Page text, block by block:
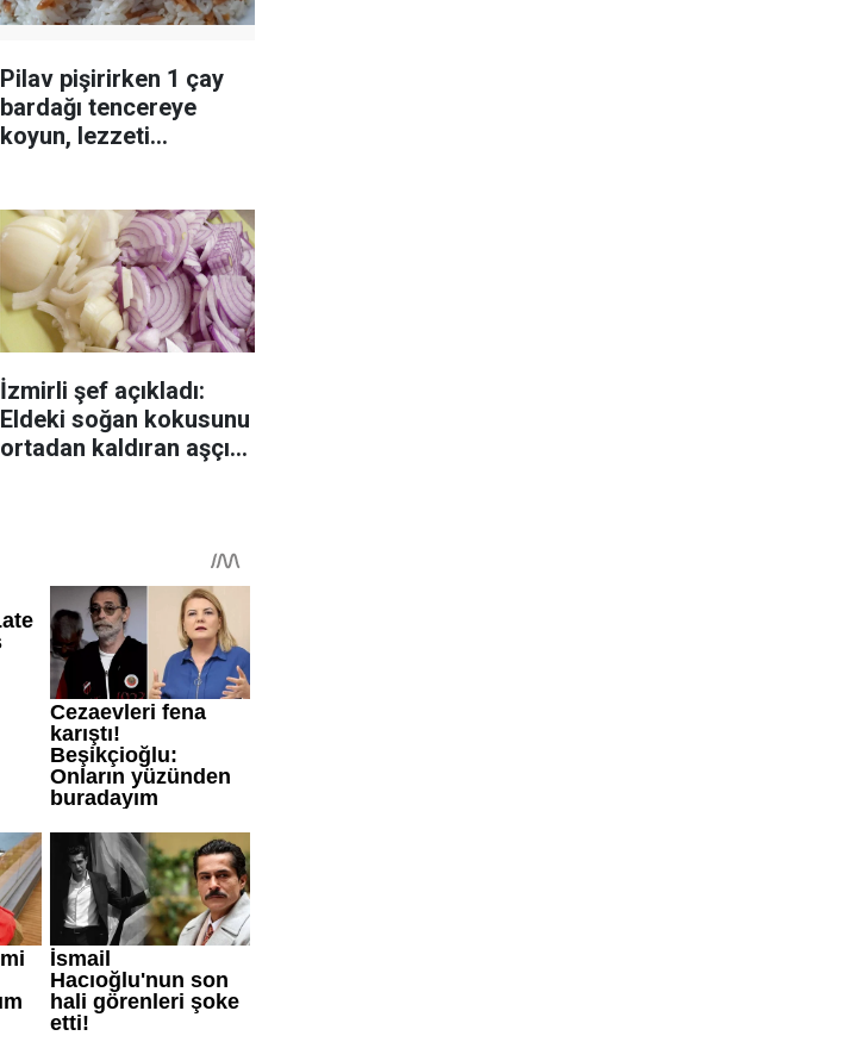
Pilav pişirirken 1 çay
bardağı tencereye
koyun, lezzeti
İzmirli şef açıkladı:
Eldeki soğan kokusunu
ortadan kaldıran aşçı